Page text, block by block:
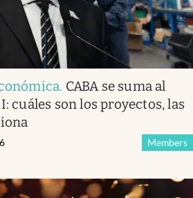
. CABA se suma al
cuáles son los proyectos, las
Members